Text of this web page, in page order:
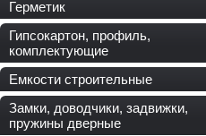
Герметик
Гипсокартон, профиль,
комплектующие
Емкости строительные
Замки, доводчики, задвижки,
пружины дверные